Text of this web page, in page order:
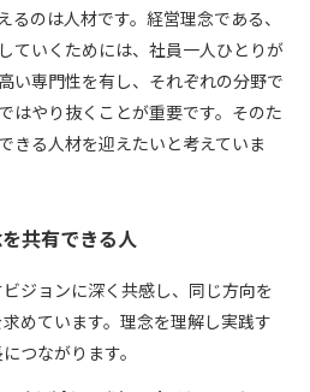
るのは人材です。経営理念である、
ていくためには、社員一人ひとりが
い専門性を有し、それぞれの分野で
はやり抜くことが重要です。そのた
きる人材を迎えたいと考えていま
共有できる人
ジョンに深く共感し、同じ方向を
めています。理念を理解し実践す
つながります。